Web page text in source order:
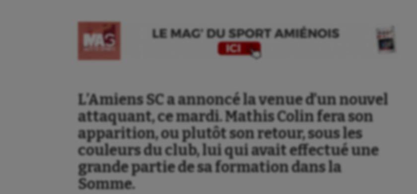
L’Amiens SC a annoncé la venue d’un nouvel
attaquant, ce mardi. Mathis Colin fera son
apparition, ou plutôt son retour, sous les
couleurs du club, lui qui avait effectué une
grande partie de sa formation dans la
Somme.